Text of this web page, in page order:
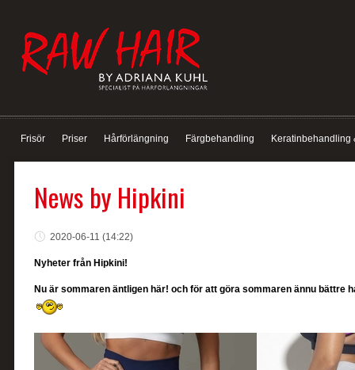
Frisör Priser Hårförlängning Färgbehandling Keratinbehandling
News by Hipkini
2020-06-11 (14:22)
Nyheter från Hipkini!
Nu är sommaren äntligen här! och för att göra sommaren ännu bättre